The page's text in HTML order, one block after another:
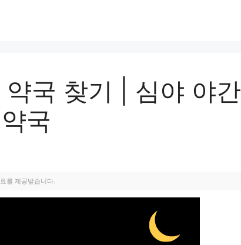
국 찾기 | 심야 야간
국
를 제공받습니다.